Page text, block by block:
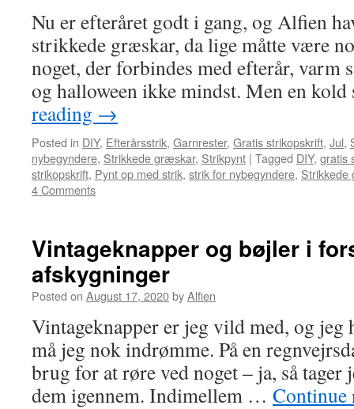
Nu er efteråret godt i gang, og Alfien
strikkede græskar, da lige måtte være
noget, der forbindes med efterår, varm
og halloween ikke mindst. Men en
reading →
Posted in DIY, Efterårsstrik, Garnrester, Gratis strikopskrift, Jul,
nybegyndere, Strikkede græskar, Strikpynt | Tagged DIY, gratis
strikopskrift, Pynt op med strik, strik for nybegyndere,
4 Comments
Vintageknapper og bøjler i
afskygninger
Posted on August 17, 2020byAlfien
Vintageknapper er jeg vild med, og jeg
må jeg nok indrømme. På en
brug for at røre ved noget – ja, så
dem igennem. Indimellem …